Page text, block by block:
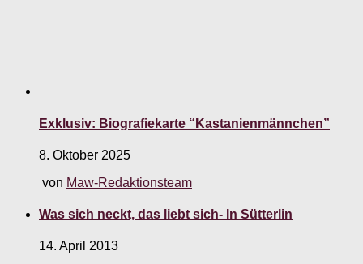
Exklusiv: Biografiekarte “Kastanienmännchen”
8. Oktober 2025
von Maw-Redaktionsteam
Was sich neckt, das liebt sich- In Sütterlin
14. April 2013